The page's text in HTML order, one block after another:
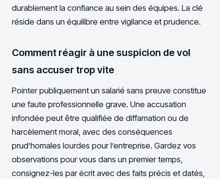
durablement la confiance au sein des équipes. La clé
réside dans un équilibre entre vigilance et prudence.
Comment réagir à une suspicion de vol
sans accuser trop vite
Pointer publiquement un salarié sans preuve constitue
une faute professionnelle grave. Une accusation
infondée peut être qualifiée de diffamation ou de
harcèlement moral, avec des conséquences
prud’homales lourdes pour l’entreprise. Gardez vos
observations pour vous dans un premier temps,
consignez-les par écrit avec des faits précis et datés,